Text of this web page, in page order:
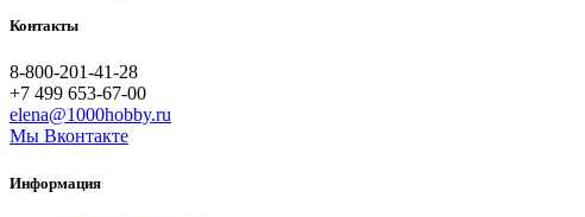
Контакты
8-800-201-41-28
+7 499 653-67-00
elena@1000hobby.ru
Мы Вконтакте
Информация